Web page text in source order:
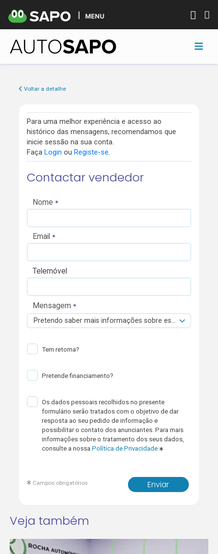
MENU
Voltar a detalhe
Para uma melhor experiência e acesso ao
histórico das mensagens, recomendamos que
inicie sessão na sua conta.
Faça Login ou Registe-se.
Contactar vendedor
Nome
Email
Telemóvel
Mensagem
Pretendo saber mais informações sobre esta viatura.
Tem retoma?
Pretende financiamento?
Os dados pessoais recolhidos no presente
formulário serão tratados com o objetivo de dar
resposta ao seu pedido de informação e
possibilitar o contato dos anunciantes. Para mais
informações sobre o tratamento dos seus dados,
consulte a nossaPolítica de Privacidade
Enviar
Campos obrigatórios
Veja também